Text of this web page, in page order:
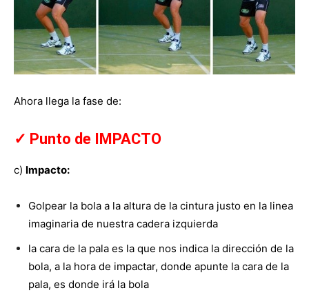
Ahora llega la fase de:
✓ Punto de IMPACTO
c) Impacto:
Golpear la bola a la altura de la cintura justo en la linea
imaginaria de nuestra cadera izquierda
la cara de la pala es la que nos indica la dirección de la
bola, a la hora de impactar, donde apunte la cara de la
pala, es donde irá la bola